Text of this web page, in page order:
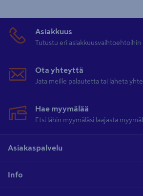
Asiakkuus
Tutustu eri asiakkuusvaihtoehtoihin
Ota yhteyttä
Jätä meille palautetta tai lähetä
Hae myymälää
Etsi lähin myymäläsi laajasta
Asiakaspalvelu
Info